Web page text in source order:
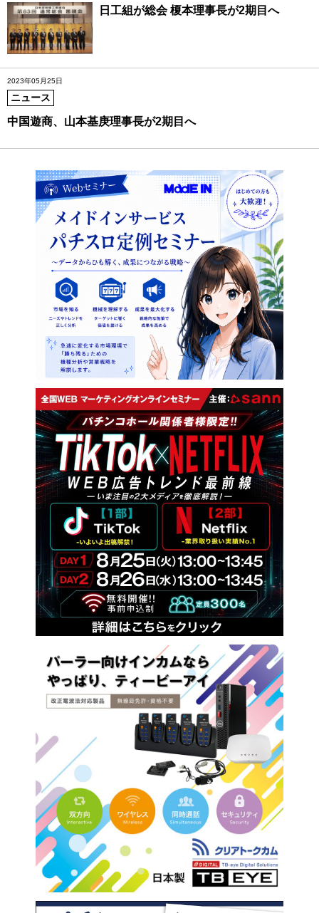
日工組が総会 榎本理事長が2期目へ
2023年05月25日
ニュース
中国遊商、山本基庚理事長が2期目へ